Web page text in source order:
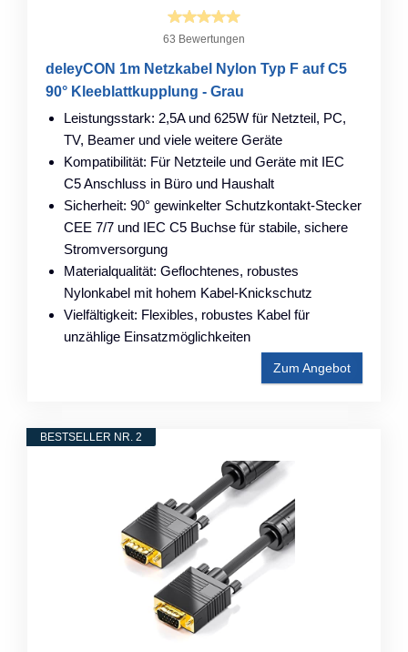
63 Bewertungen
deleyCON 1m Netzkabel Nylon Typ F auf C5
90° Kleeblattkupplung - Grau
Leistungsstark: 2,5A und 625W für Netzteil, PC,
TV, Beamer und viele weitere Geräte
Kompatibilität: Für Netzteile und Geräte mit IEC
C5 Anschluss in Büro und Haushalt
Sicherheit: 90° gewinkelter Schutzkontakt-Stecker
CEE 7/7 und IEC C5 Buchse für stabile, sichere
Stromversorgung
Materialqualität: Geflochtenes, robustes
Nylonkabel mit hohem Kabel-Knickschutz
Vielfältigkeit: Flexibles, robustes Kabel für
unzählige Einsatzmöglichkeiten
Zum Angebot
BESTSELLER NR. 2